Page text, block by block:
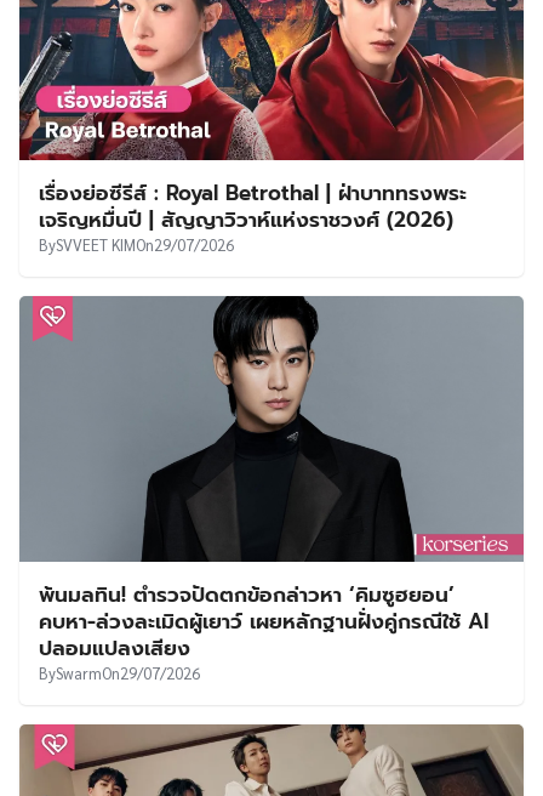
เรื่องย่อซีรีส์ : Royal Betrothal | ฝ่าบาททรงพระ
เจริญหมื่นปี | สัญญาวิวาห์แห่งราชวงศ์ (2026)
BySVVEET KIMOn29/07/2026
พ้นมลทิน! ตำรวจปัดตกข้อกล่าวหา ‘คิมซูฮยอน’
คบหา-ล่วงละเมิดผู้เยาว์ เผยหลักฐานฝั่งคู่กรณีใช้ AI
ปลอมแปลงเสียง
BySwarmOn29/07/2026